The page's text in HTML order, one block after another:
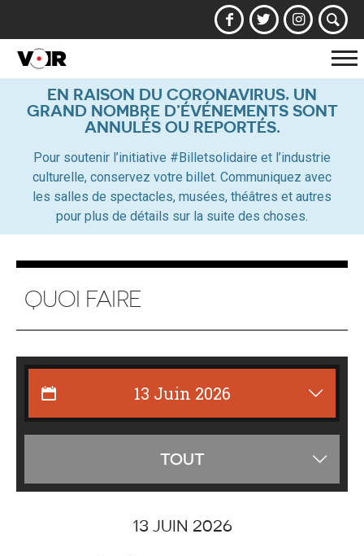
la
EN RAISON DU CORONAVIRUS, UN
GRAND NOMBRE D’ÉVÉNEMENTS SONT
ANNULÉS OU REPORTÉS.
Pour soutenir l’initiative #Billetsolidaire et l’industrie
culturelle, conservez votre billet. Communiquez avec
les salles de spectacles, musées, théâtres et autres
pour plus de détails sur la suite des choses.
QUOI FAIRE
TOUT
les
13 JUIN 2026